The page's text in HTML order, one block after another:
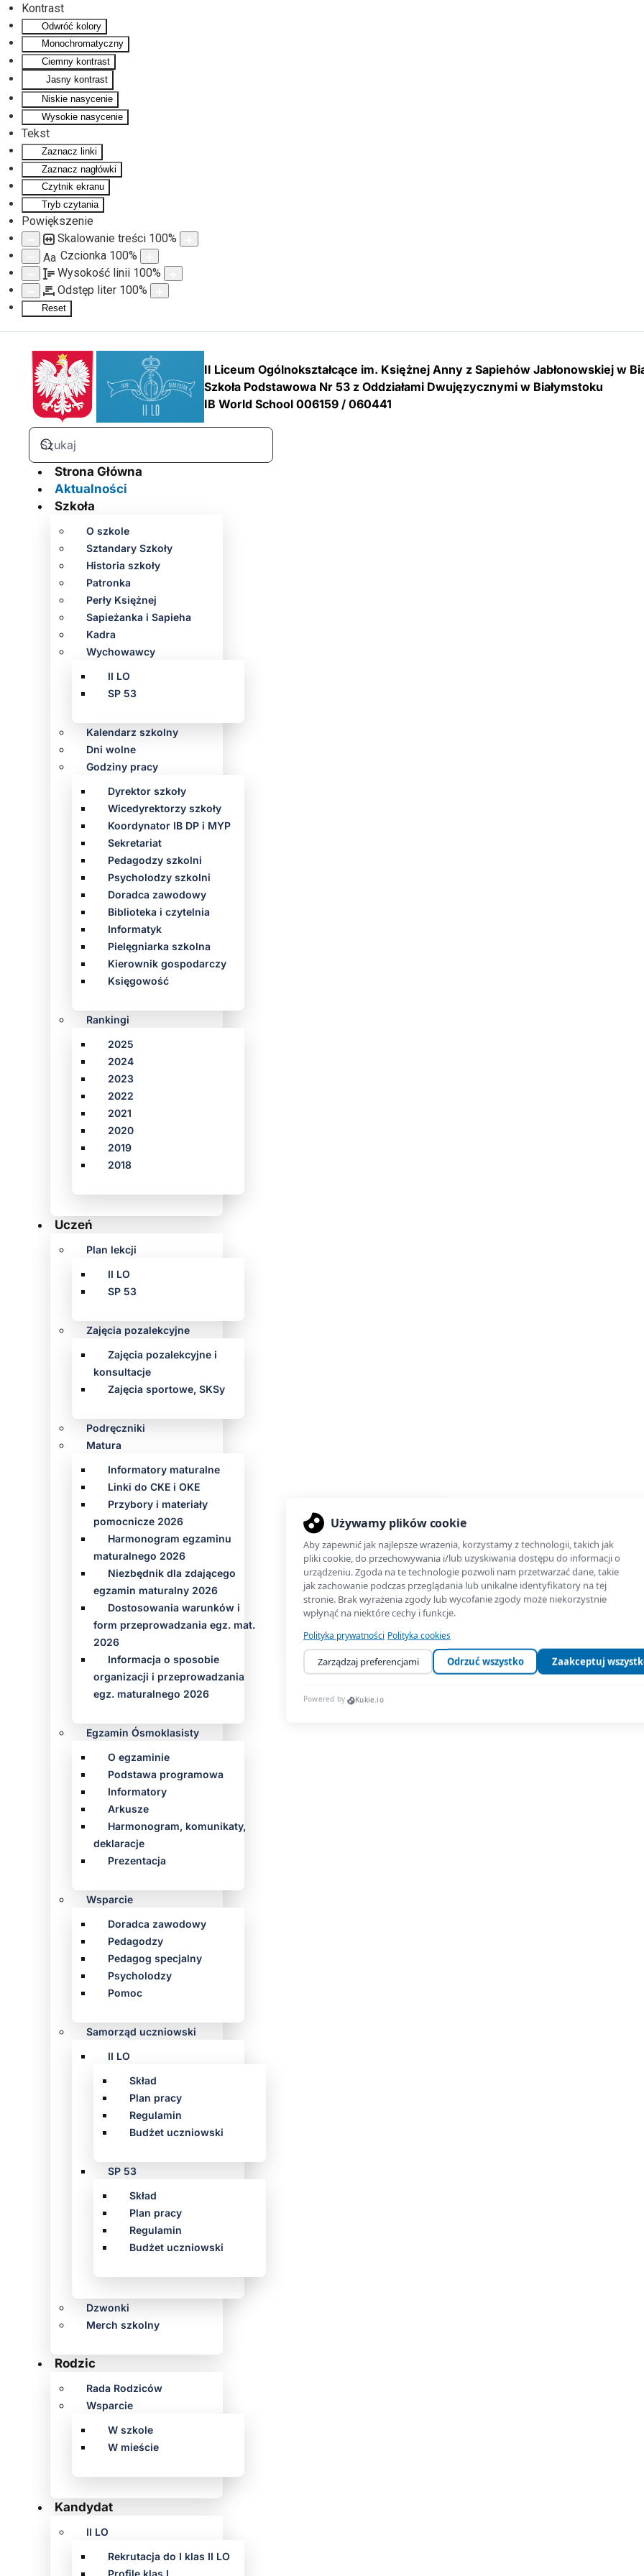
Kontrast
Odwróć kolory
Monochromatyczny
Ciemny kontrast
Jasny kontrast
Niskie nasycenie
Wysokie nasycenie
Tekst
Zaznacz linki
Zaznacz nagłówki
Czytnik ekranu
Tryb czytania
Powiększenie
Skalowanie treści 100%
Aa Czcionka 100%
Wysokość linii 100%
Odstęp liter 100%
Reset
II Liceum Ogólnokształcące im. Księżnej Anny z Sapiehów Jabłonowskiej w
Szkoła Podstawowa Nr 53 z Oddziałami Dwujęzycznymi w Białymstoku
IB World School 006159 / 060441
Strona Główna
Aktualności
Szkoła
O szkole
Sztandary Szkoły
Historia szkoły
Patronka
Perły Księżnej
Sapieżanka i Sapieha
Kadra
Wychowawcy
II LO
SP 53
Kalendarz szkolny
Dni wolne
Godziny pracy
Dyrektor szkoły
Wicedyrektorzy szkoły
Koordynator IB DP i MYP
Sekretariat
Pedagodzy szkolni
Psycholodzy szkolni
Doradca zawodowy
Biblioteka i czytelnia
Informatyk
Pielęgniarka szkolna
Kierownik gospodarczy
Księgowość
Rankingi
2025
2024
2023
2022
2021
2020
2019
2018
Uczeń
Plan lekcji
II LO
SP 53
Zajęcia pozalekcyjne
Zajęcia pozalekcyjne i
konsultacje
Zajęcia sportowe, SKSy
Podręczniki
Matura
Informatory maturalne
Linki do CKE i OKE
Przybory i materiały
pomocnicze 2026
Harmonogram egzaminu
maturalnego 2026
Niezbędnik dla zdającego
egzamin maturalny 2026
Dostosowania warunków i
form przeprowadzania egz. mat.
2026
Informacja o sposobie
organizacji i przeprowadzania
egz. maturalnego 2026
Egzamin Ósmoklasisty
O egzaminie
Podstawa programowa
Informatory
Arkusze
Harmonogram, komunikaty,
deklaracje
Prezentacja
Wsparcie
Doradca zawodowy
Pedagodzy
Pedagog specjalny
Psycholodzy
Pomoc
Samorząd uczniowski
II LO
Skład
Plan pracy
Regulamin
Budżet uczniowski
SP 53
Skład
Plan pracy
Regulamin
Budżet uczniowski
Dzwonki
Merch szkolny
Rodzic
Rada Rodziców
Wsparcie
W szkole
W mieście
Kandydat
II LO
Rekrutacja do I klas II LO
Profile klas I